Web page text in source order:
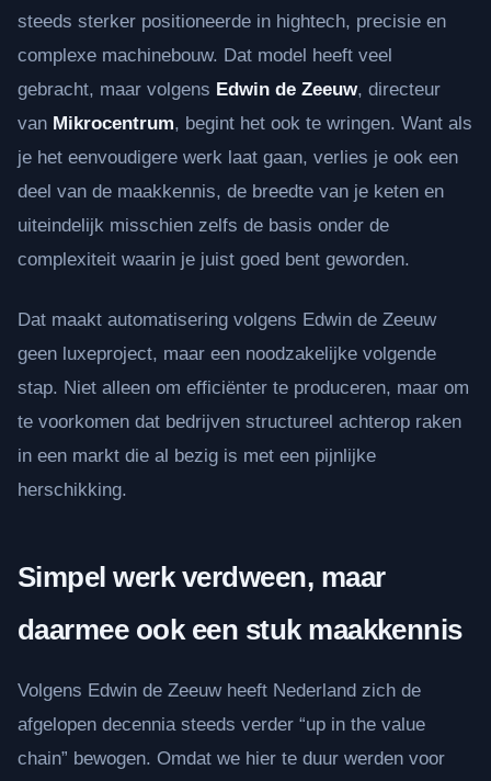
steeds sterker positioneerde in hightech, precisie en
complexe machinebouw. Dat model heeft veel
gebracht, maar volgens Edwin de Zeeuw, directeur
van Mikrocentrum, begint het ook te wringen. Want als
je het eenvoudigere werk laat gaan, verlies je ook een
deel van de maakkennis, de breedte van je keten en
uiteindelijk misschien zelfs de basis onder de
complexiteit waarin je juist goed bent geworden.
Dat maakt automatisering volgens Edwin de Zeeuw
geen luxeproject, maar een noodzakelijke volgende
stap. Niet alleen om efficiënter te produceren, maar om
te voorkomen dat bedrijven structureel achterop raken
in een markt die al bezig is met een pijnlijke
herschikking.
Simpel werk verdween, maar
daarmee ook een stuk maakkennis
Volgens Edwin de Zeeuw heeft Nederland zich de
afgelopen decennia steeds verder “up in the value
chain” bewogen. Omdat we hier te duur werden voor